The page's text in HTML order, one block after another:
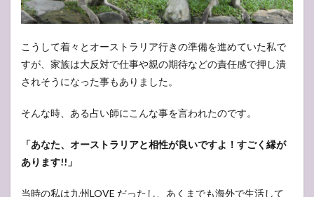
こうして着々とオーストラリア行きの準備を進めていた私で
すが、家族は大反対で仕事や親の期待などの責任感で押し潰
されそうになった事もありました。
そんな時、ある占い師にこんな事を言われたのです。
「あなた、オーストラリアと相性が良いですよ！すごく縁が
あります!!」
当時の私は九州LOVE だったし、あくまでも海外で生活して